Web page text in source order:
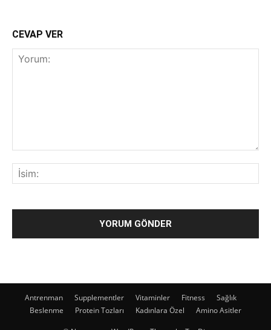
CEVAP VER
Antrenman Supplementler Vitaminler Fitness
Sağlık
Beslenme
Protein Tozları Kadınlara Özel Amino Asitler